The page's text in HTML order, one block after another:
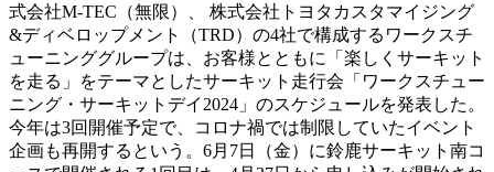
式会社M-TEC（無限）、 株式会社トヨタカスタマイジング
&ディベロップメント（TRD）の4社で構成するワークスチ
ューニンググループは、お客様とともに「楽しくサーキット
を走る」をテーマとしたサーキット走行会「ワークスチュー
ニング・サーキットデイ2024」のスケジュールを発表した。
今年は3回開催予定で、コロナ禍では制限していたイベント
企画も再開するという。6月7日（金）に鈴鹿サーキット南コ